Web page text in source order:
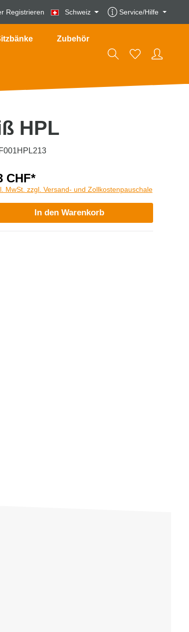
Registrieren Schweiz Service/Hilfe
Zubehör
HPL
CHF*
MwSt. zzgl. Versand- und Zollkostenpauschale
In den Warenkorb